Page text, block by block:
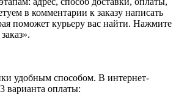
в комментарии к заказу написать
поможет курьеру вас найти. Нажмите
удобным способом. В интернет-
варианта оплаты: